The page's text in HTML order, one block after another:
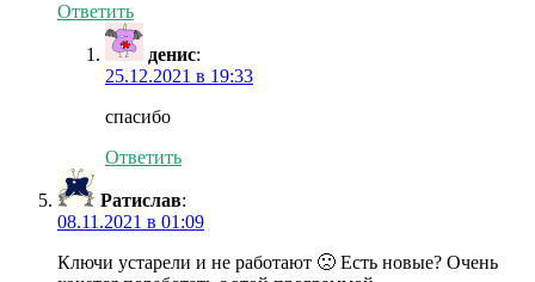
Ответить
денис:
25.12.2021 в 19:33
спасибо
Ответить
Ратислав:
08.11.2021 в 01:09
Ключи устарели и не работают 🙁 Есть новые? Очень